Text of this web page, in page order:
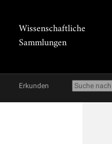
Wissenschaftliche
Sammlungen
Erkunden